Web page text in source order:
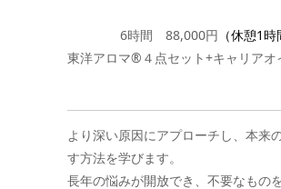
6時間 88,000円 （休憩1時
東洋アロマ®４点セット+キャリアオ
より深い原因にアプローチし、本来
す方法を学びます。
長年の悩みが開放でき、不要なものを